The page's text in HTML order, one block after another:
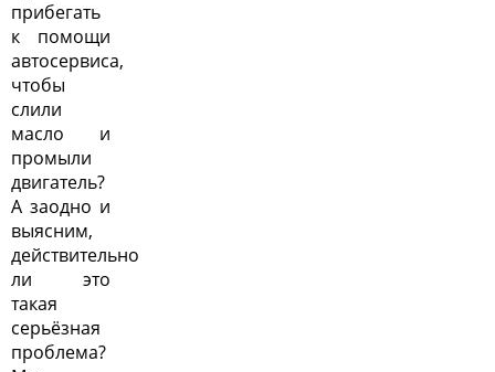
прибегать
к помощи
автосервиса,
чтобы
слили
масло и
промыли
двигатель?
А заодно и
выясним,
действительно
ли это
такая
серьёзная
проблема?